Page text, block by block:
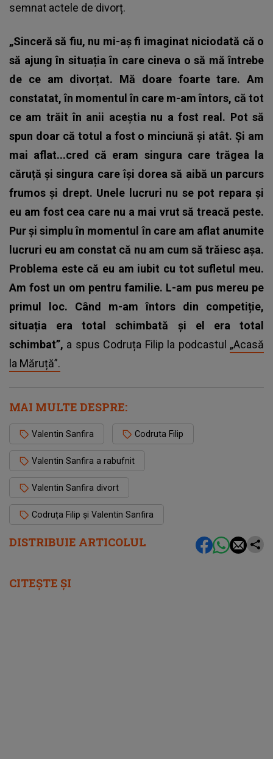
DISTRIBUIE ARTICOLUL
semnat actele de divorț.
„Sinceră să fiu, nu mi-aș fi imaginat niciodată că o
să ajung în situația în care cineva o să mă întrebe
de ce am divorțat. Mă doare foarte tare. Am
constatat, în momentul în care m-am întors, că tot
ce am trăit în anii aceștia nu a fost real. Pot să
spun doar că totul a fost o minciună și atât. Și am
mai aflat...cred că eram singura care trăgea la
căruță și singura care își dorea să aibă un parcurs
frumos și drept. Unele lucruri nu se pot repara și
eu am fost cea care nu a mai vrut să treacă peste.
Pur și simplu în momentul în care am aflat anumite
lucruri eu am constat că nu am cum să trăiesc așa.
Problema este că eu am iubit cu tot sufletul meu.
Am fost un om pentru familie. L-am pus mereu pe
primul loc. Când m-am întors din competiție,
situația era total schimbată și el era total
schimbat”, a spus Codruța Filip la podcastul „Acasă
la Măruță”.
MAI MULTE DESPRE:
Valentin Sanfira Codruta Filip
Valentin Sanfira a rabufnit
Valentin Sanfira divort
Codruța Filip și Valentin Sanfira
CITEȘTE ȘI